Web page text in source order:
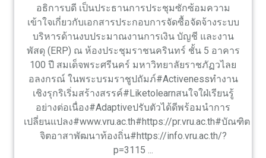
อธิการบดี เป็นประธานการประชุมซักซ้อมความ
เข้าใจเกี่ยวกับเอกสารประกอบการจัดซื้อจัดจ้างระบบ
บริหารด้านงบประมาณงานการเงิน บัญชี และงาน
พัสดุ (ERP) ณ ห้องประชุมราชนครินทร์ ชั้น 5 อาคาร
100 ปี สมเด็จพระศรีนคร์ มหาวิทยาลัยราชภัฏวไลย
อลงกรณ์ ในพระบรมราชูปถัมภ์#Activenessทำงาน
เชิงรุกริเริ่มสร้างสรรค์#Liketolearnสนใจใฝ่เรียนรู้
อย่างต่อเนื่อง#Adaptiveปรับตัวได้ดีพร้อมนำการ
เปลี่ยนแปลง#www.vru.ac.th#https://pr.vru.ac.th#บัณฑิต
จิตอาสาพัฒนาท้องถิ่น#https://info.vru.ac.th/?
p=3115 ...